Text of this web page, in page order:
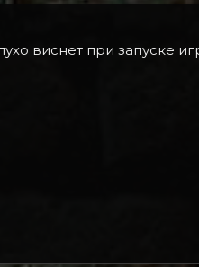
виснет при запуске